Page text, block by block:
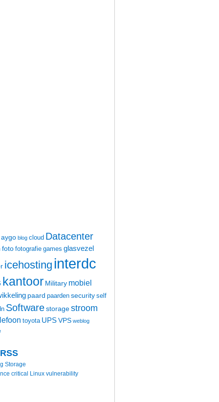
aygo blog cloud Datacenter
foto fotografie games glasvezel
icehosting interdc
kantoor Military mobiel
paard paarden security self
Softwarestoragestroom
toyota UPSVPS weblog
Storage
critical Linux vulnerability